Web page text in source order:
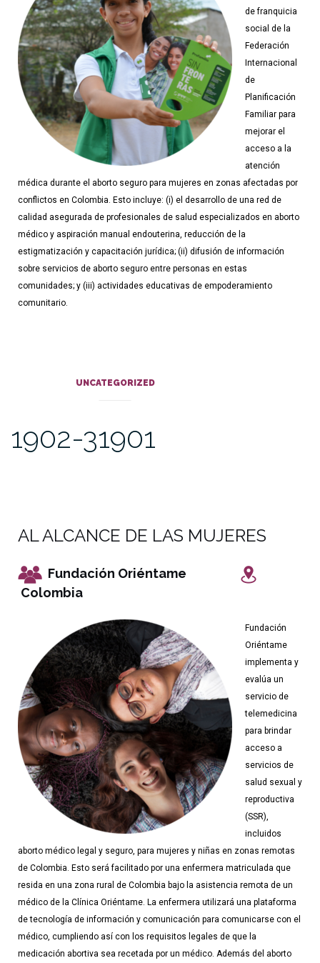
de franquicia
social de la
Federación
Internacional
de
Planificación
Familiar para
mejorar el
acceso a la
atención
médica durante el aborto seguro para mujeres en zonas afectadas por
conflictos en Colombia. Esto incluye: (i) el desarrollo de una red de
calidad asegurada de profesionales de salud especializados en aborto
médico y aspiración manual endouterina, reducción de la
estigmatización y capacitación jurídica; (ii) difusión de información
sobre servicios de aborto seguro entre personas en estas
comunidades; y (iii) actividades educativas de empoderamiento
comunitario.
UNCATEGORIZED
1902-31901
AL ALCANCE DE LAS MUJERES
Fundación Oriéntame
Colombia
Fundación
Oriéntame
implementa y
evalúa un
servicio de
telemedicina
para brindar
acceso a
servicios de
salud sexual y
reproductiva
(SSR),
incluidos
aborto médico legal y seguro, para mujeres y niñas en zonas remotas
de Colombia. Esto será facilitado por una enfermera matriculada que
resida en una zona rural de Colombia bajo la asistencia remota de un
médico de la Clínica Oriéntame. La enfermera utilizará una plataforma
de tecnología de información y comunicación para comunicarse con el
médico, cumpliendo así con los requisitos legales de que la
medicación abortiva sea recetada por un médico. Además del aborto